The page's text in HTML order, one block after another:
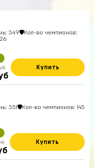
349🛡Кол-во чемпионов:
Купить
351🛡Кол-во чемпионов: 145
Купить